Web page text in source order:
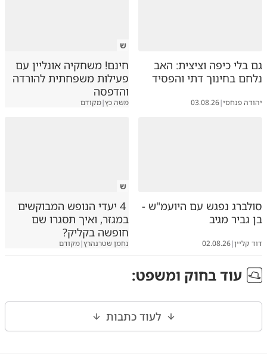
גם בלי כיפה וציצית: האב
נלחם בחינוך דתי והפסיד
יהודה פנחסי|
03.08.26
ש
חינם! משחקיה אונליין עם
פעילות משפחתית להורדה
והדפסה
משה כץ|מקודם
סולברג נפגש עם היועמ"ש -
בן גביר מגיב
דוד קליין|
02.08.26
ש
4 יעדי הנופש המבוקשים
במגזר, ואיך תסגרו שם
חופשה בקליק?
נחמן שטרנהרץ|מקודם
עוד בחוק ומשפט:
לעוד כתבות